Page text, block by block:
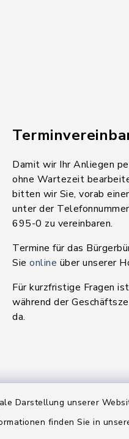
Darstellung unserer
finden Sie in
Damit wir Ihr Anliegen
ohne Wartezeit
bitten wir Sie, vorab
unter der
695-0 zu vereinbaren.
Termine für das
Sie online über unserer
Für kurzfristige Fragen
während der
da.